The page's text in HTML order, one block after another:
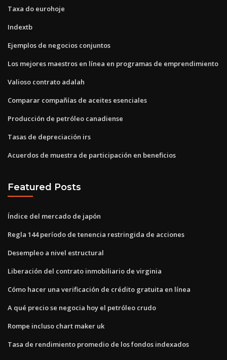
Taxa do eurohoje
Indextb
Ejemplos de negocios conjuntos
Los mejores maestros en línea en programas de emprendimiento
Valioso contrato adalah
Comparar compañías de aceites esenciales
Producción de petróleo canadiense
Tasas de depreciación irs
Acuerdos de muestra de participación en beneficios
Featured Posts
Índice del mercado de japón
Regla 144 período de tenencia restringida de acciones
Desempleo a nivel estructural
Liberación del contrato inmobiliario de virginia
Cómo hacer una verificación de crédito gratuita en línea
A qué precio se negocia hoy el petróleo crudo
Rompe incluso chart maker uk
Tasa de rendimiento promedio de los fondos indexados